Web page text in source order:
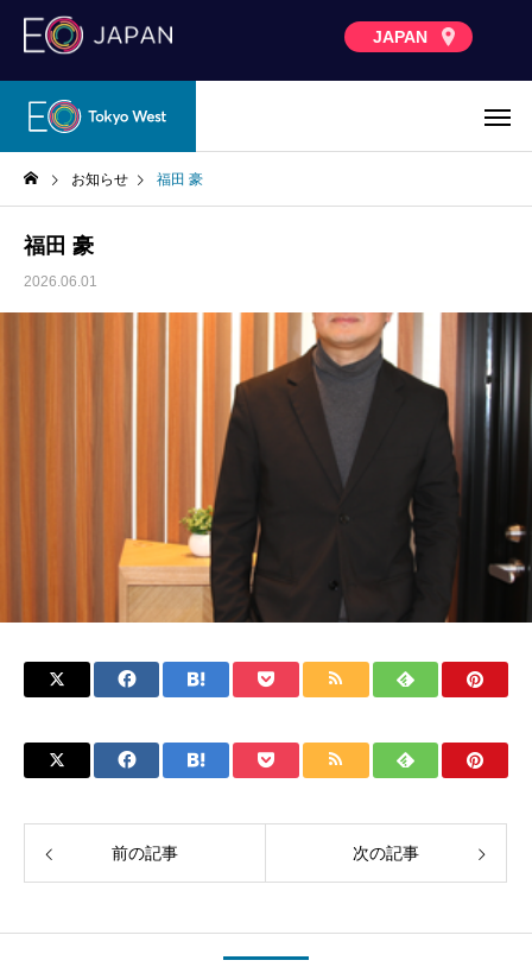
JAPAN
お知らせ 福田 豪
福田 豪
2026.06.01
前の記事 次の記事